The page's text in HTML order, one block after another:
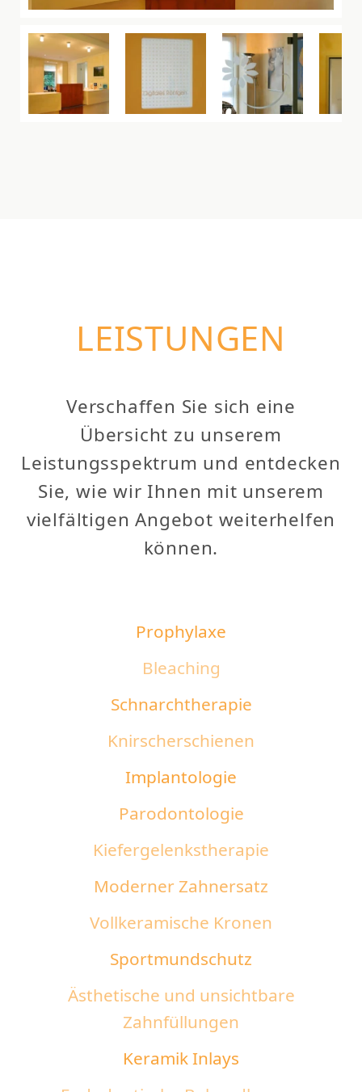
LEISTUNGEN
Verschaffen Sie sich eine
Übersicht zu unserem
Leistungsspektrum und entdecken
Sie, wie wir Ihnen mit unserem
vielfältigen Angebot weiterhelfen
können.
Prophylaxe
Bleaching
Schnarchtherapie
Knirscherschienen
Implantologie
Parodontologie
Kiefergelenkstherapie
Moderner Zahnersatz
Vollkeramische Kronen
Sportmundschutz
Ästhetische und unsichtbare
Zahnfüllungen
Keramik Inlays